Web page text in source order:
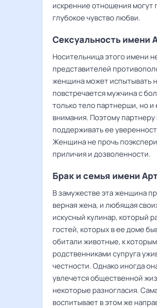
искренние отношения могут
глубокое чувство любви.
Сексуальность имени
Носительница этого имени
представителей
женщина может испытывать
повстречается мужчина с
только тело партнерши, но
внимания. Поэтому
поддерживать ее
Женщина не прочь
приличия и дозволенности.
Брак и семья имени
В замужестве эта женщина
верная жена, и любящая
искусный кулинар, который
гостей, которых в ее доме
обитали животные, к
родственниками супруга
честности. Однако иногда
увлечется общественной
некоторые разногласия.
воспитывает в этом же